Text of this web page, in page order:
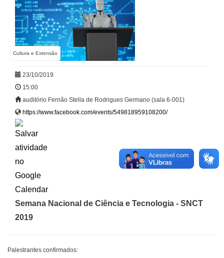
Cultura e Extensão
23/10/2019
15:00
auditório Fernão Stella de Rodrigues Germano (sala 6-001)
https://www.facebook.com/events/549818959108200/
Semana Nacional de Ciência e Tecnologia - SNCT
2019
Palestrantes confirmados: